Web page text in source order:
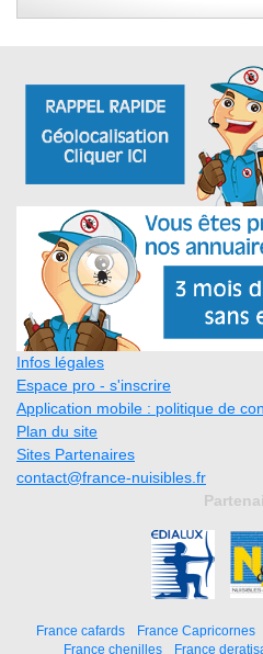
Infos légales
Espace pro - s'inscrire
Application mobile : politique de
Plan du site
Sites Partenaires
contact@france-nuisibles.fr
France cafards France Capricornes
France chenilles
France